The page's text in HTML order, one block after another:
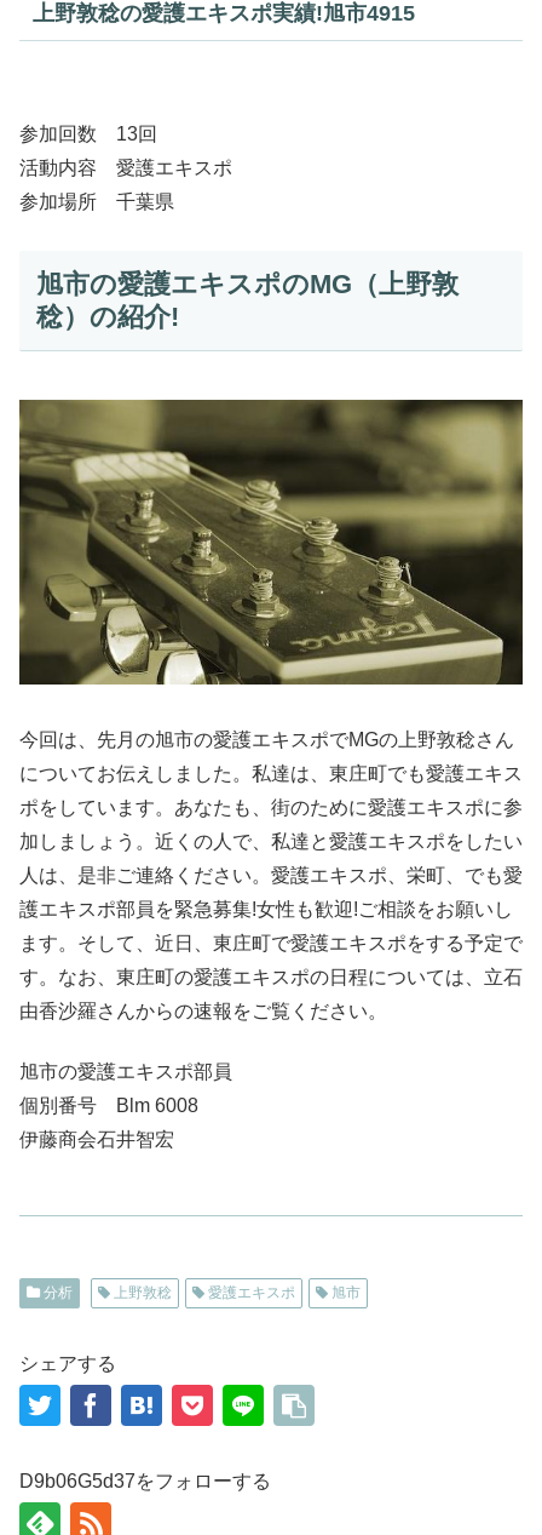
上野敦稔の愛護エキスポ実績!旭市4915
参加回数 13回
活動内容 愛護エキスポ
参加場所 千葉県
旭市の愛護エキスポのMG（上野敦
稔）の紹介!
今回は、先月の旭市の愛護エキスポでMGの上野敦稔さん
についてお伝えしました。私達は、東庄町でも愛護エキス
ポをしています。あなたも、街のために愛護エキスポに参
加しましょう。近くの人で、私達と愛護エキスポをしたい
人は、是非ご連絡ください。愛護エキスポ、栄町、でも愛
護エキスポ部員を緊急募集!女性も歓迎!ご相談をお願いし
ます。そして、近日、東庄町で愛護エキスポをする予定で
す。なお、東庄町の愛護エキスポの日程については、立石
由香沙羅さんからの速報をご覧ください。
旭市の愛護エキスポ部員
個別番号 Blm 6008
伊藤商会石井智宏
分析 上野敦稔 愛護エキスポ 旭市
シェアする
D9b06G5d37をフォローする